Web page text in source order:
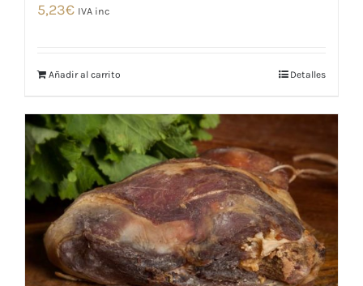
5,23€ IVA inc
Añadir al carrito Detalles